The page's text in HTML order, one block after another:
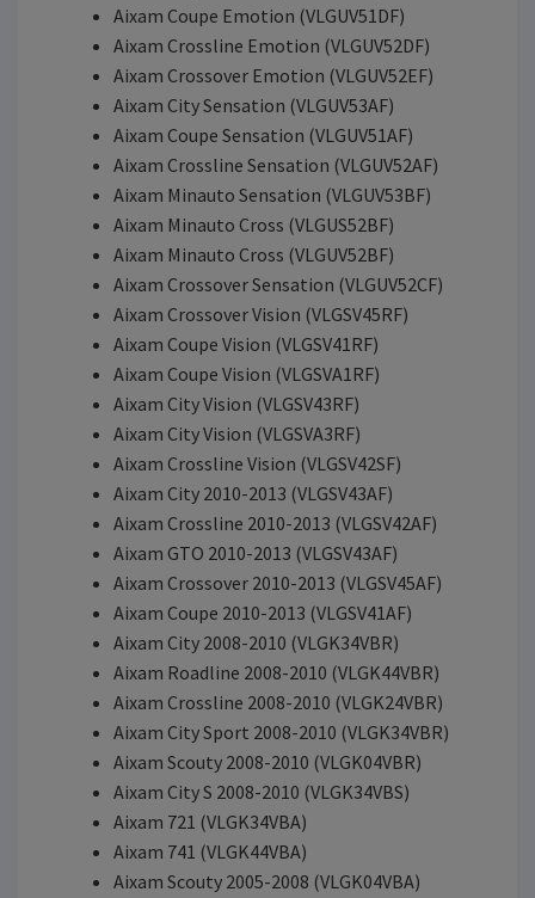
Aixam Coupe Emotion (VLGUV51DF)
Aixam Crossline Emotion (VLGUV52DF)
Aixam Crossover Emotion (VLGUV52EF)
Aixam City Sensation (VLGUV53AF)
Aixam Coupe Sensation (VLGUV51AF)
Aixam Crossline Sensation (VLGUV52AF)
Aixam Minauto Sensation (VLGUV53BF)
Aixam Minauto Cross (VLGUS52BF)
Aixam Minauto Cross (VLGUV52BF)
Aixam Crossover Sensation (VLGUV52CF)
Aixam Crossover Vision (VLGSV45RF)
Aixam Coupe Vision (VLGSV41RF)
Aixam Coupe Vision (VLGSVA1RF)
Aixam City Vision (VLGSV43RF)
Aixam City Vision (VLGSVA3RF)
Aixam Crossline Vision (VLGSV42SF)
Aixam City 2010-2013 (VLGSV43AF)
Aixam Crossline 2010-2013 (VLGSV42AF)
Aixam GTO 2010-2013 (VLGSV43AF)
Aixam Crossover 2010-2013 (VLGSV45AF)
Aixam Coupe 2010-2013 (VLGSV41AF)
Aixam City 2008-2010 (VLGK34VBR)
Aixam Roadline 2008-2010 (VLGK44VBR)
Aixam Crossline 2008-2010 (VLGK24VBR)
Aixam City Sport 2008-2010 (VLGK34VBR)
Aixam Scouty 2008-2010 (VLGK04VBR)
Aixam City S 2008-2010 (VLGK34VBS)
Aixam 721 (VLGK34VBA)
Aixam 741 (VLGK44VBA)
Aixam Scouty 2005-2008 (VLGK04VBA)